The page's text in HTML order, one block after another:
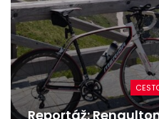
CESTOVANIE
Trafic z